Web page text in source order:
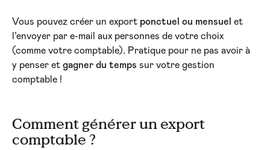
Vous pouvez créer un export ponctuel ou mensuel et
l’envoyer par e-mail aux personnes de votre choix
(comme votre comptable). Pratique pour ne pas avoir à
y penser et gagner du temps sur votre gestion
comptable !
Comment générer un export
comptable ?